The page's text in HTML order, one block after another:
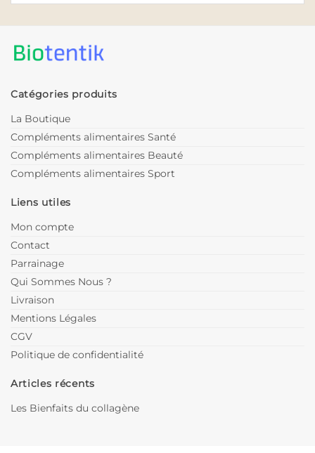
Catégories produits
La Boutique
Compléments alimentaires Santé
Compléments alimentaires Beauté
Compléments alimentaires Sport
Liens utiles
Mon compte
Contact
Parrainage
Qui Sommes Nous ?
Livraison
Mentions Légales
CGV
Politique de confidentialité
Articles récents
Les Bienfaits du collagène